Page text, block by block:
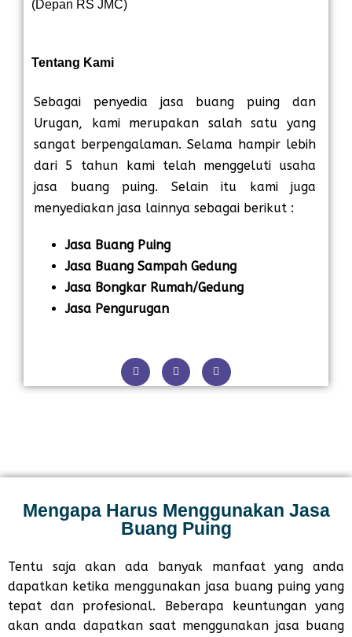
(Depan RS JMC)
Tentang Kami
Sebagai penyedia jasa buang puing dan
Urugan, kami merupakan salah satu yang
sangat berpengalaman. Selama hampir lebih
dari 5 tahun kami telah menggeluti usaha
jasa buang puing. Selain itu kami juga
menyediakan jasa lainnya sebagai berikut :
Jasa Buang Puing
Jasa Buang Sampah Gedung
Jasa Bongkar Rumah/Gedung
Jasa Pengurugan
Mengapa Harus Menggunakan Jasa
Buang Puing
Tentu saja akan ada banyak manfaat yang anda
dapatkan ketika menggunakan jasa buang puing yang
tepat dan profesional. Beberapa keuntungan yang
akan anda dapatkan saat menggunakan jasa buang